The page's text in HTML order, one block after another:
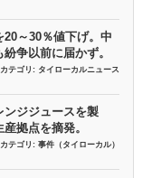
～30％値下げ。中
争以前に届かず。
カテゴリ: タイローカルニュース
ンジジュースを製
産拠点を摘発。
カテゴリ: 事件（タイローカル）